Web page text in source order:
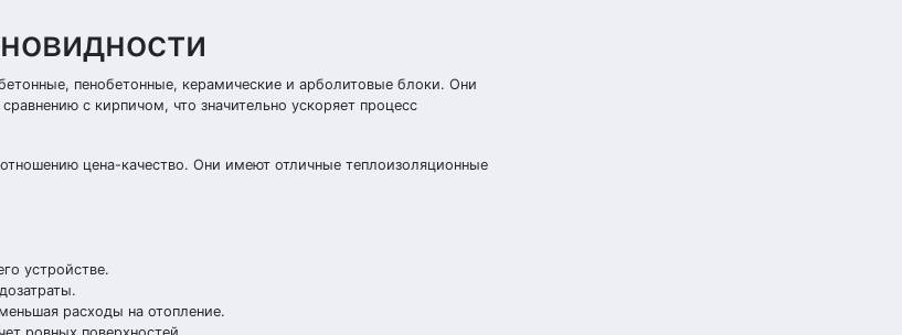
пенобетонные, керамические и арболитовые блоки. Они
с кирпичом, что значительно ускоряет процесс
цена-качество. Они имеют отличные теплоизоляционные
устройстве.
расходы на отопление.